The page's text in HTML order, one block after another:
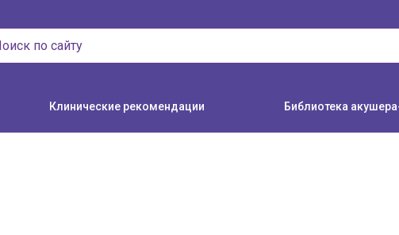
Клинические рекомендации Библиотека